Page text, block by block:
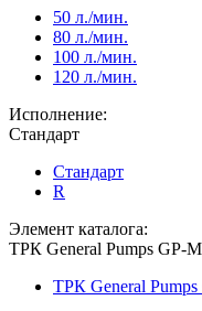
50 л./мин.
80 л./мин.
100 л./мин.
120 л./мин.
Исполнение:
Стандарт
Стандарт
R
Элемент каталога:
ТРК General Pumps GP-
ТРК General